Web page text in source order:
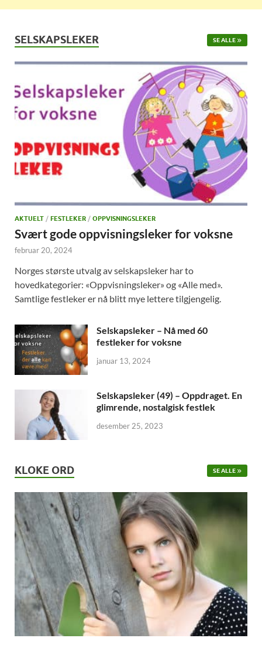
SELSKAPSLEKER SE ALLE
AKTUELT / FESTLEKER / OPPVISNINGSLEKER
Svært gode oppvisningsleker for voksne
februar 20, 2024
Norges største utvalg av selskapsleker har to
hovedkategorier: «Oppvisningsleker» og «Alle med».
Samtlige festleker er nå blitt mye lettere tilgjengelig.
Selskapsleker – Nå med 60
festleker for voksne
januar 13, 2024
Selskapsleker (49) – Oppdraget. En
glimrende, nostalgisk festlek
desember 25, 2023
KLOKE ORD SE ALLE